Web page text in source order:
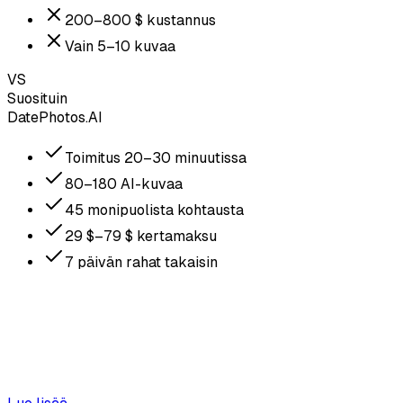
200–800 $ kustannus
Vain 5–10 kuvaa
VS
Suosituin
DatePhotos.AI
Toimitus 20–30 minuutissa
80–180 AI-kuvaa
45 monipuolista kohtausta
29 $–79 $ kertamaksu
7 päivän rahat takaisin